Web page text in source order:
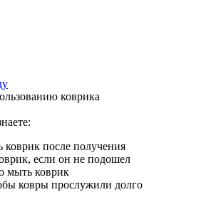
коврика
коврик после получения
если он не подошел
мыть коврик
ковры прослужили долго